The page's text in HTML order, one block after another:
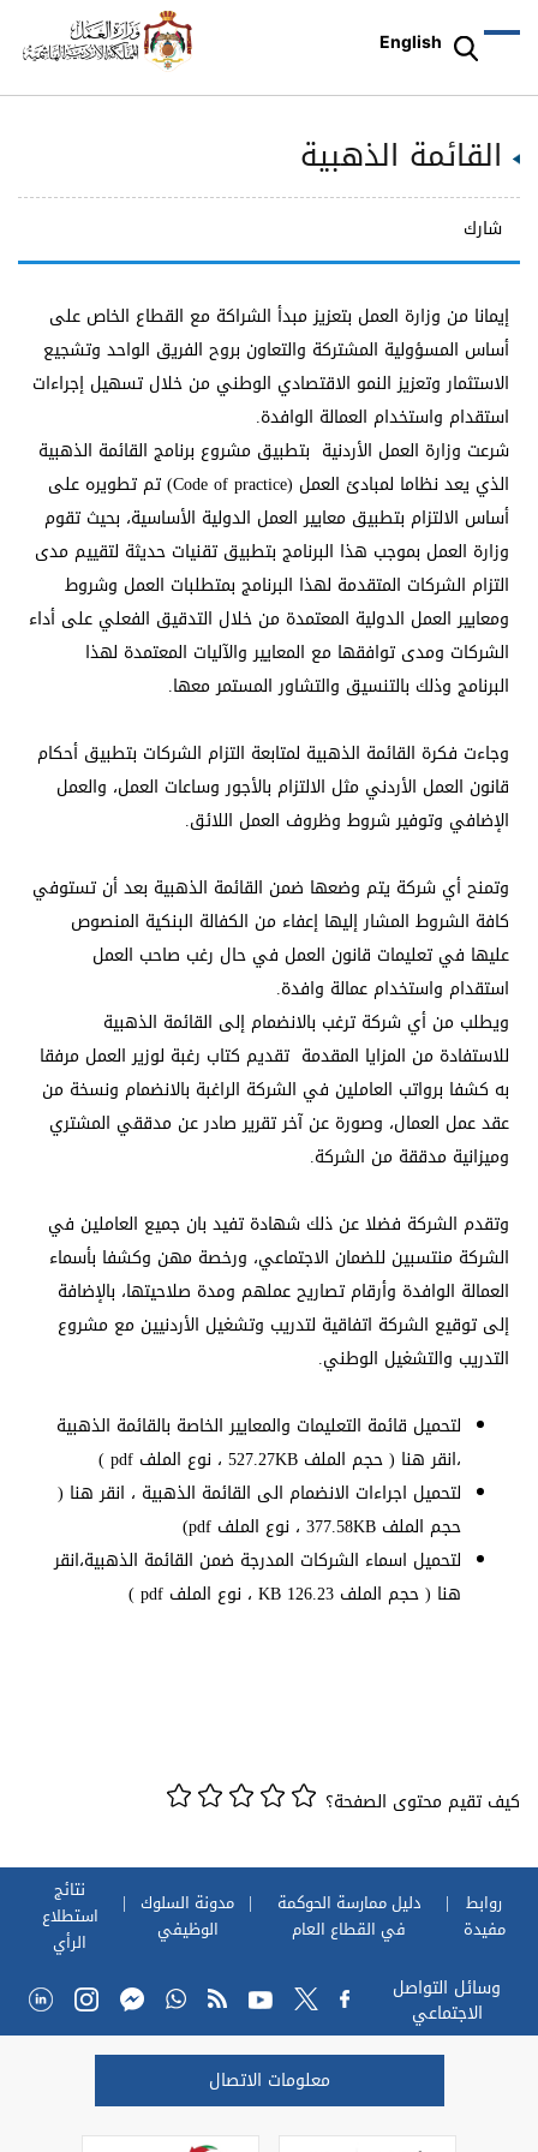
English
القائمة الذهبية
شارك
إيمانا من وزارة العمل بتعزيز مبدأ الشراكة مع القطاع الخاص على
أساس المسؤولية المشتركة والتعاون بروح الفريق الواحد وتشجيع
الاستثمار وتعزيز النمو الاقتصادي الوطني من خلال تسهيل إجراءات
استقدام واستخدام العمالة الوافدة.
شرعت وزارة العمل الأردنية بتطبيق مشروع برنامج القائمة الذهبية
الذي يعد نظاما لمبادئ العمل (Code of practice) تم تطويره على
أساس الالتزام بتطبيق معايير العمل الدولية الأساسية، بحيث تقوم
وزارة العمل بموجب هذا البرنامج بتطبيق تقنيات حديثة لتقييم مدى
التزام الشركات المتقدمة لهذا البرنامج بمتطلبات العمل وشروط
ومعايير العمل الدولية المعتمدة من خلال التدقيق الفعلي على أداء
الشركات ومدى توافقها مع المعايير والآليات المعتمدة لهذا
البرنامج وذلك بالتنسيق والتشاور المستمر معها.
وجاءت فكرة القائمة الذهبية لمتابعة التزام الشركات بتطبيق أحكام
قانون العمل الأردني مثل الالتزام بالأجور وساعات العمل، والعمل
الإضافي وتوفير شروط وظروف العمل اللائق.
وتمنح أي شركة يتم وضعها ضمن القائمة الذهبية بعد أن تستوفي
كافة الشروط المشار إليها إعفاء من الكفالة البنكية المنصوص
عليها في تعليمات قانون العمل في حال رغب صاحب العمل
استقدام واستخدام عمالة وافدة.
ويطلب من أي شركة ترغب بالانضمام إلى القائمة الذهبية
للاستفادة من المزايا المقدمة تقديم كتاب رغبة لوزير العمل مرفقا
به كشفا برواتب العاملين في الشركة الراغبة بالانضمام ونسخة من
عقد عمل العمال، وصورة عن آخر تقرير صادر عن مدققي المشتري
وميزانية مدققة من الشركة.
وتقدم الشركة فضلا عن ذلك شهادة تفيد بان جميع العاملين في
الشركة منتسبين للضمان الاجتماعي، ورخصة مهن وكشفا بأسماء
العمالة الوافدة وأرقام تصاريح عملهم ومدة صلاحيتها، بالإضافة
إلى توقيع الشركة اتفاقية لتدريب وتشغيل الأردنيين مع مشروع
التدريب والتشغيل الوطني.
لتحميل قائمة التعليمات والمعايير الخاصة بالقائمة الذهبية
،انقر هنا ( حجم الملف 527.27KB ، نوع الملف pdf )
لتحميل اجراءات الانضمام الى القائمة الذهبية ، انقر هنا (
حجم الملف 377.58KB ، نوع الملف pdf)
لتحميل اسماء الشركات المدرجة ضمن القائمة الذهبية،انقر
هنا ( حجم الملف 126.23 KB ، نوع الملف pdf )
كيف تقيم محتوى الصفحة؟
روابط
مفيدة
دليل ممارسة الحوكمة
في القطاع العام
مدونة السلوك
الوظيفي
نتائج
استطلاع
الرأي
وسائل التواصل
الاجتماعي
معلومات الاتصال